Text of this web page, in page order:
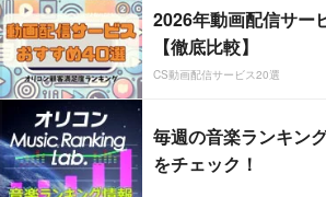
2026年動画配信サー
【徹底比較】
CS動画配信サービス20選
毎週の音楽ランキン
をチェック！